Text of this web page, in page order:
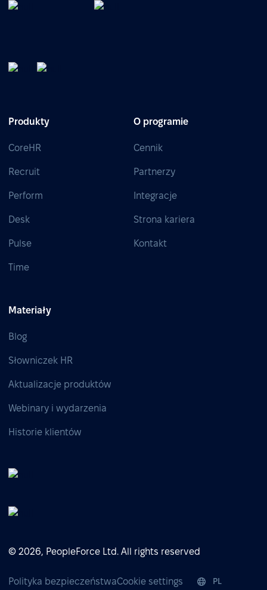
Produkty
CoreHR
Recruit
Perform
Desk
Pulse
Time
O programie
Cennik
Partnerzy
Integracje
Strona kariera
Kontakt
Materiały
Blog
Słowniczek HR
Aktualizacje produktów
Webinary i wydarzenia
Historie klientów
© 2026, PeopleForce Ltd. All rights reserved
Polityka bezpieczeństwaCookie settings PL